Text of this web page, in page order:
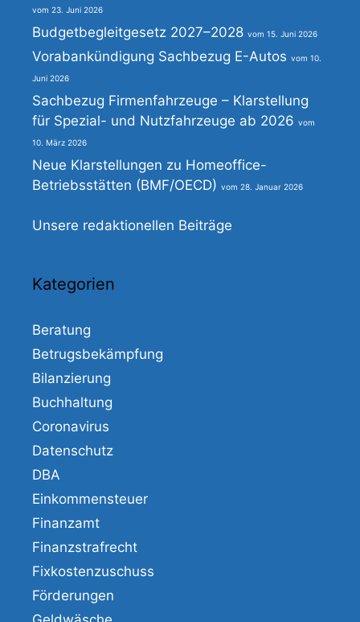
23. Juni 2026
Budgetbegleitgesetz 2027–2028 15. Juni 2026
Vorabankündigung Sachbezug E-Autos 10.
Juni 2026
Sachbezug Firmenfahrzeuge – Klarstellung
für Spezial- und Nutzfahrzeuge ab 2026
10. März 2026
Neue Klarstellungen zu Homeoffice-
Betriebsstätten (BMF/OECD)
28. Januar 2026
Unsere redaktionellen Beiträge
Kategorien
Beratung
Betrugsbekämpfung
Bilanzierung
Buchhaltung
Coronavirus
Datenschutz
DBA
Einkommensteuer
Finanzamt
Finanzstrafrecht
Fixkostenzuschuss
Förderungen